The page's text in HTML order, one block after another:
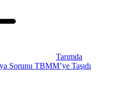
Tarımda
Sorunu TBMM’ye Taşıdı